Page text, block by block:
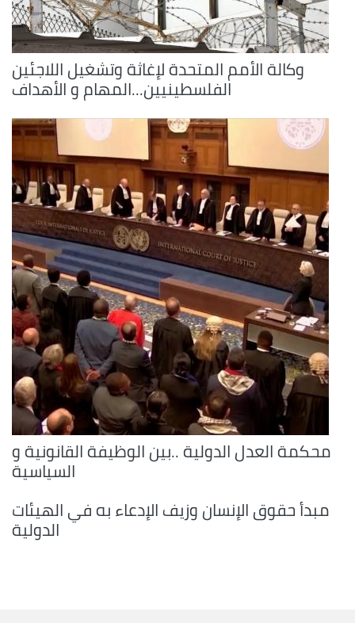
وكالة الأمم المتحدة لإغاثة وتشغيل اللاجئين
الفلسطينيين...المهام و الأهداف
محكمة العدل الدولية ..بين الوظيفة القانونية و
السياسية
مبدأ حقوق الإنسان وزيف الإدعاء به في الهيئات
الدولية